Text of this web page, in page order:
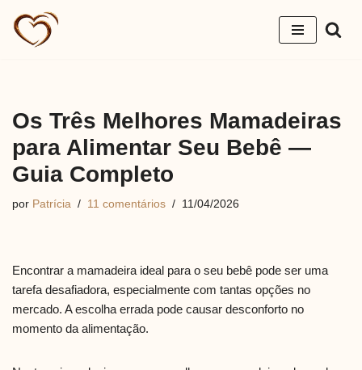
Pular
Os Três Melhores Mamadeiras
para Alimentar Seu Bebê —
Guia Completo
por Patrícia 11 comentários 11/04/2026
Encontrar a mamadeira ideal para o seu bebê pode ser uma
tarefa desafiadora, especialmente com tantas opções no
mercado. A escolha errada pode causar desconforto no
momento da alimentação.